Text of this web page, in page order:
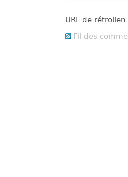
URL de
Fil des